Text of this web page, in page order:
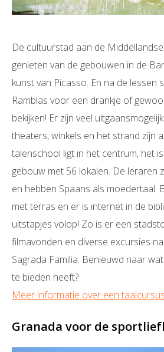
De cultuurstad aan de
genieten van de gebouwen in de
kunst van Picasso. En na de lessen
Ramblas voor een drankje of
bekijken! Er zijn veel
theaters, winkels en het strand zijn
talenschool ligt in het centrum, het
gebouw met 56 lokalen. De leraren
en hebben Spaans als moedertaal.
met terras en er is internet in de
uitstapjes volop! Zo is er een
filmavonden en diverse excursies
Sagrada Familia. Benieuwd naar
te bieden heeft?
Meer informatie over een
Granada voor de